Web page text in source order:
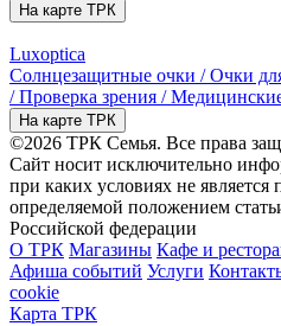
На карте ТРК
Luxoptica
Солнцезащитные очки / Очки
/ Проверка зрения /
На карте ТРК
©2026 ТРК Семья. Все права
Сайт носит исключительно
при каких условиях не
определяемой положением
Российской федерации
О ТРК Магазины Кафе и
Афиша событий Услуги
cookie
Карта ТРК